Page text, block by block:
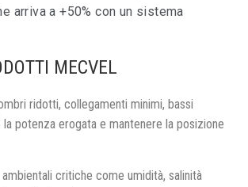
arriva a +50% con un sistema
MECVEL
ridotti, collegamenti minimi, bassi
potenza erogata e mantenere la posizione
critiche come umidità, salinità